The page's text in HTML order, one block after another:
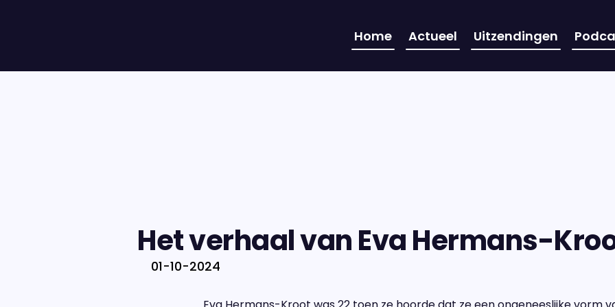
Home Actueel Uitzendingen
Het verhaal van Eva Hermans-
01-10-2024